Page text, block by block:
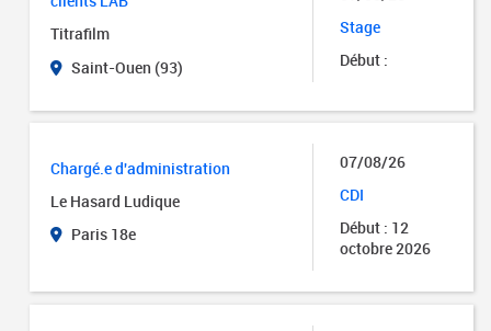
Titrafilm
Saint-Ouen (93)
Stage
Début :
Chargé.e d'administration
Le Hasard Ludique
Paris 18e
07/08/26
CDI
Début : 12
octobre 2026